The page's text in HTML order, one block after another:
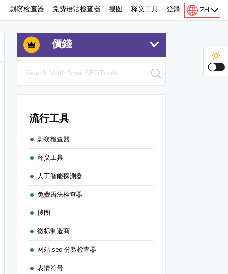
剽窃检查器 免费语法检查器 搜图 释义工具 登錄 ZH
價錢
流行工具
剽窃检查器
释义工具
人工智能探測器
免费语法检查器
搜图
徽标制造商
网站 seo 分数检查器
表情符号